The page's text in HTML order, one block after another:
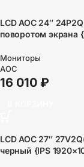
LCD AOC 24″
поворотом экрана
250cd DVI HDMI
4xUSB3.2 MM}
Мониторы
AOC
16 010 ₽
LCD AOC 27″
черный {IPS